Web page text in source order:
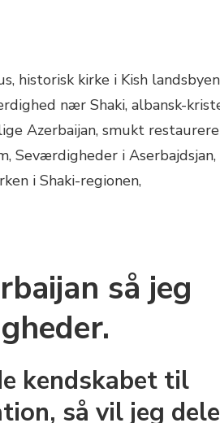
så jeg
kendskabet til
så vil jeg dele